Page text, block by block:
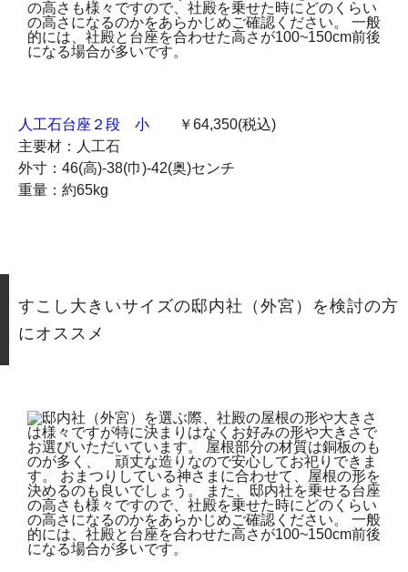
人工石台座２段 小 ￥64,350(税込)
主要材：人工石
外寸：46(高)-38(巾)-42(奥)センチ
重量：約65kg
すこし大きいサイズの邸内社（外宮）を検討の方
にオススメ